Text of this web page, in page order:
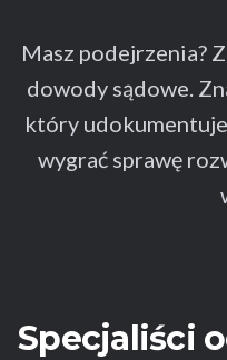
Masz podejrzenia?
dowody sądowe.
który
wygrać sprawę
Specjaliści